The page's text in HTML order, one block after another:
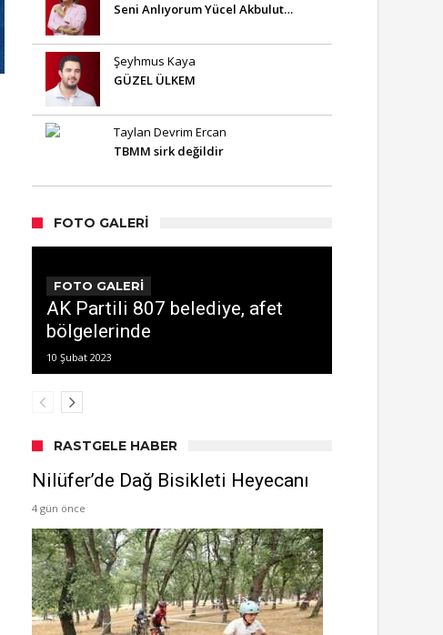
Seni Anlıyorum Yücel Akbulut…
Şeyhmus Kaya
GÜZEL ÜLKEM
Taylan Devrim Ercan
TBMM sirk değildir
FOTO GALERI
FOTO GALERİ
AK Partili 807 belediye, afet
bölgelerinde
10 Şubat 2023
RASTGELE HABER
Nilüfer’de Dağ Bisikleti Heyecanı
4 gün önce